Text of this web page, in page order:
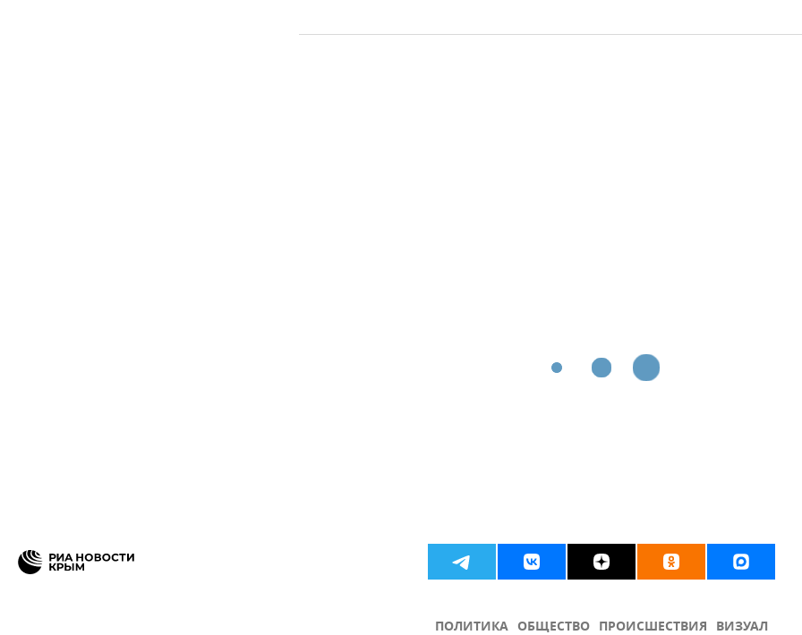
ПОЛИТИКА ОБЩЕСТВО ПРОИСШЕСТВИЯ ВИЗУАЛ